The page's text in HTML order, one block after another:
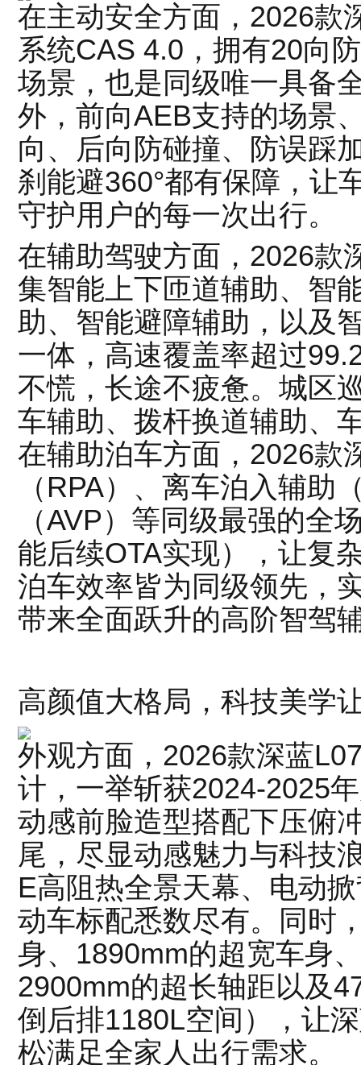
在主动安全方面，2026款
系统CAS 4.0，拥有20向
场景，也是同级唯一具备
外，前向AEB支持的场景
向、后向防碰撞、防误踩
刹能避360°都有保障，让
守护用户的每一次出行。
在辅助驾驶方面，2026款
集智能上下匝道辅助、智
助、智能避障辅助，以及
一体，高速覆盖率超过
不慌，长途不疲惫。城区
车辅助、拨杆换道辅助、
在辅助泊车方面，2026款
（RPA）、离车泊入辅助
（AVP）等同级最强的全
能后续OTA实现），让复
泊车效率皆为同级领先，
带来全面跃升的高阶智驾
高颜值大格局，科技美学
外观方面，2026款深蓝
计，一举斩获2024-2025
动感前脸造型搭配下压俯
尾，尽显动感魅力与科技
E高阻热全景天幕、电动
动车标配悉数尽有。同时
身、1890mm的超宽车身
2900mm的超长轴距以及
倒后排1180L空间），让
松满足全家人出行需求。